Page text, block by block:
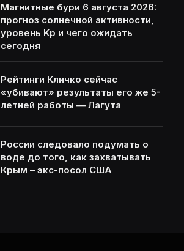
Магнитные бури 6 августа 2026:
прогноз солнечной активности,
уровень Kp и чего ожидать
сегодня
Рейтинги Кличко сейчас
«убивают» результаты его же 5-
летней работы — Лагута
России следовало подумать о
воде до того, как захватывать
Крым – экс-посол США